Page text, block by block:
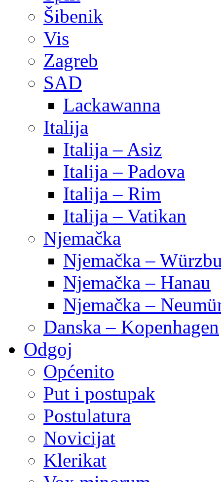
Šibenik
Vis
Zagreb
SAD
Lackawanna
Italija
Italija – Asiz
Italija – Padova
Italija – Rim
Italija – Vatikan
Njemačka
Njemačka –
Njemačka – Hanau
Njemačka –
Danska – Kopenhagen
Odgoj
Općenito
Put i postupak
Postulatura
Novicijat
Klerikat